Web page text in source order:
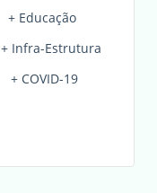
+ Educação
+ Infra-Estrutura
+ COVID-19